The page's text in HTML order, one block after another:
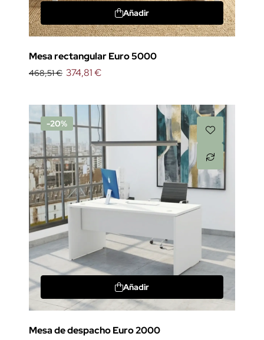
Añadir
Mesa rectangular Euro 5000
468,51 € 374,81 €
-20%
Añadir
Mesa de despacho Euro 2000